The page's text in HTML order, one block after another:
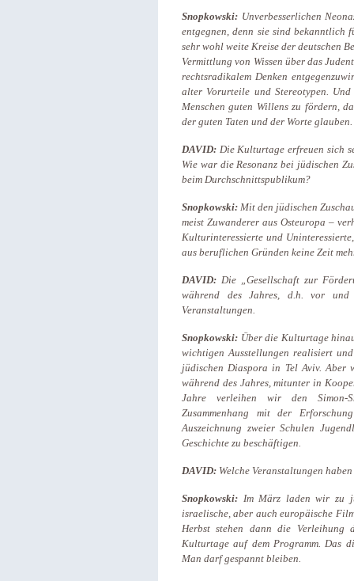
Snopkowski: Unverbesserlichen
entgegnen, denn sie sind bekanntlich
sehr wohl weite Kreise der deutschen
Vermittlung von Wissen über das
rechtsradikalem Denken
alter Vorurteile und Stereotypen.
Menschen guten Willens zu fördern,
der guten Taten und der Worte
DAVID: Die Kulturtage erfreuen sich
Wie war die Resonanz bei jüdischen
beim Durchschnittspublikum?
Snopkowski:Mit den jüdischen
meist Zuwanderer aus Osteuropa –
Kulturinteressierte und
aus beruflichen Gründen keine Zeit
DAVID: Die „Gesellschaft zur
während des Jahres, d.h. vor und
Veranstaltungen.
Snopkowski: Über die Kulturtage
wichtigen Ausstellungen realisiert
jüdischen Diaspora in Tel Aviv. Aber
während des Jahres, mitunter in
Jahre verleihen wir den Simon-
Zusammenhang mit der
Auszeichnung zweier Schulen
Geschichte zu beschäftigen.
DAVID: Welche Veranstaltungen
Snopkowski: Im März laden wir zu
israelische, aber auch europäische
Herbst stehen dann die Verleihung
Kulturtage auf dem Programm. Das
Man darf gespannt bleiben.